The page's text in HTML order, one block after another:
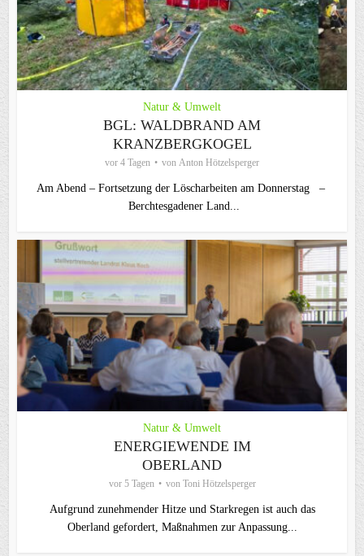
Natur & Umwelt
BGL: WALDBRAND AM
KRANZBERGKOGEL
vor 4 Tagen von Anton Hötzelsperger
Am Abend – Fortsetzung der Löscharbeiten am Donnerstag –
Berchtesgadener Land...
Natur & Umwelt
ENERGIEWENDE IM
OBERLAND
vor 5 Tagen von Toni Hötzelsperger
Aufgrund zunehmender Hitze und Starkregen ist auch das
Oberland gefordert, Maßnahmen zur Anpassung...